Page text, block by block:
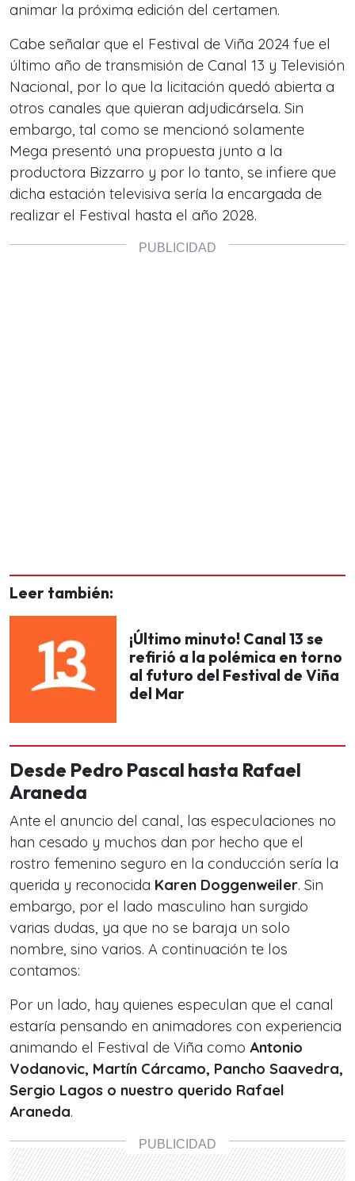
animar la próxima edición del certamen.
Cabe señalar que el Festival de Viña 2024 fue el
último año de transmisión de Canal 13 y Televisión
Nacional, por lo que la licitación quedó abierta a
otros canales que quieran adjudicársela. Sin
embargo, tal como se mencionó solamente
Mega presentó una propuesta junto a la
productora Bizzarro y por lo tanto, se infiere que
dicha estación televisiva sería la encargada de
realizar el Festival hasta el año 2028.
Leer también:
¡Último minuto! Canal 13 se
refirió a la polémica en torno
al futuro del Festival de Viña
del Mar
Desde Pedro Pascal hasta Rafael
Araneda
Ante el anuncio del canal, las especulaciones no
han cesado y muchos dan por hecho que el
rostro femenino seguro en la conducción sería la
querida y reconocida Karen Doggenweiler. Sin
embargo, por el lado masculino han surgido
varias dudas, ya que no se baraja un solo
nombre, sino varios. A continuación te los
contamos:
Por un lado, hay quienes especulan que el canal
estaría pensando en animadores con experiencia
animando el Festival de Viña como Antonio
Vodanovic, Martín Cárcamo, Pancho Saavedra,
Sergio Lagos o nuestro querido Rafael
Araneda.